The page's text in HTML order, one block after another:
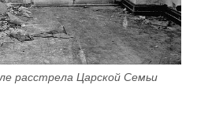
расстрела Царской Семьи